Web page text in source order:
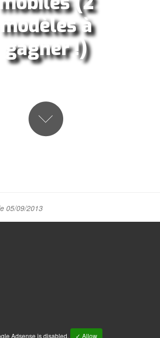
modèles à
gagner !)
05/09/2013
Adsense is disabled. ✓ Allow